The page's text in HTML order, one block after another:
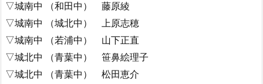
▽城南中 （和田中） 藤原綾
▽城南中 （城北中） 上原志穂
▽城南中 （若浦中） 山下正直
▽城北中 （青葉中） 笹鼻絵理子
▽城北中 （青葉中） 松田恵介